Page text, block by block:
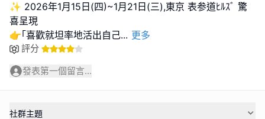
✨ 2026年1月15日(四)~1月21日(三),東京 表参道ﾋﾙｽﾞ 驚
喜呈現
👉｢喜歡就坦率地活出自己... 更多
評分
發表第一個留言...
社群主題